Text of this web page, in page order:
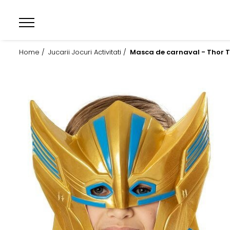
Home / Jucarii Jocuri Activitati / Masca de carnaval - Thor